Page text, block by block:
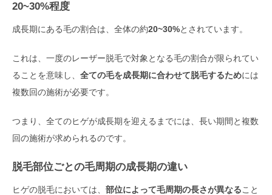
20~30%程度
成長期にある毛の割合は、全体の約20~30%とされています。
これは、一度のレーザー脱毛で対象となる毛の割合が限られてい
ることを意味し、 全ての毛を成長期に合わせて脱毛するためには
複数回の施術が必要です。
つまり、全てのヒゲが成長期を迎えるまでには、長い期間と複数
回の施術が求められるのです。
脱毛部位ごとの毛周期の成長期の違い
ヒゲの脱毛においては、 部位によって毛周期の長さが異なること